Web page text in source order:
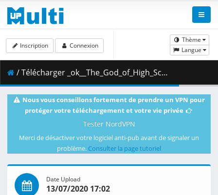
Thème
Langue
Inscription Connexion
/ Télécharger _ok__The_God_of_High_School_-_02__Multi-Subs___1080p_.mkv.002 ( 457.93 MB )
Nous vous conseillons fortement de prendre un VPN pour
protéger votre téléchargement et votre vie privée
Tester NordVPN
Merci de désactiver votre logiciel anti-pub avant de signaler un
problème. Consulter la page tutoriel
Date Upload
13/07/2020 17:02